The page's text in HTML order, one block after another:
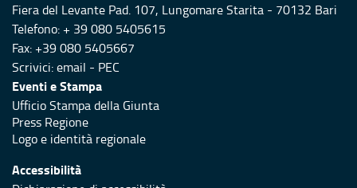
Fiera del Levante Pad. 107, Lungomare Starita - 70132 Bari
Telefono: + 39 080 5405615
Fax: +39 080 5405667
Scrivici:email - PEC
Eventi e Stampa
Ufficio Stampa della Giunta
Press Regione
Logo e identità regionale
Accessibilità